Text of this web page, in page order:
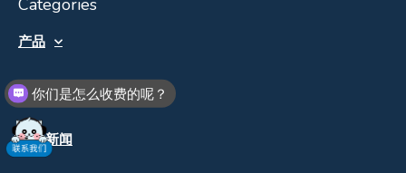
Categories
产品
解决方案
企业新闻
你们是怎么收费的呢？